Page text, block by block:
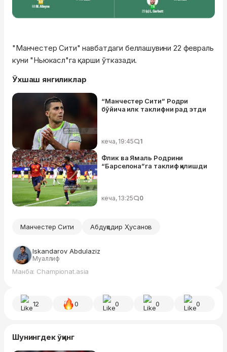
"Манчестер Сити" навбатдаги беллашувини 22 февраль
куни "Ньюкасл"га қарши ўтказади.
Ўхшаш янгиликлар
“Манчестер Сити” Родри
бўйича илк таклифни рад этди
кеча, 19:45 1
Флик ва Ямаль Родрини
“Барселона”га таклиф қилишди
кеча, 13:25 0
Манчестер Сити Абдуқодир Ҳусанов
Iskandarov Abdulaziz
Муаллиф
Манба: Championat.asia
12 0 0 0 0
Шунингдек ўқинг